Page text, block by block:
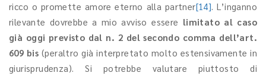
ricco o promette amore eterno alla partner[14]. L’inganno
rilevante dovrebbe a mio avviso essere limitato al caso
già oggi previsto dal n. 2 del secondo comma dell’art.
609 bis (peraltro già interpretato molto estensivamente in
giurisprudenza). Si potrebbe valutare piuttosto di